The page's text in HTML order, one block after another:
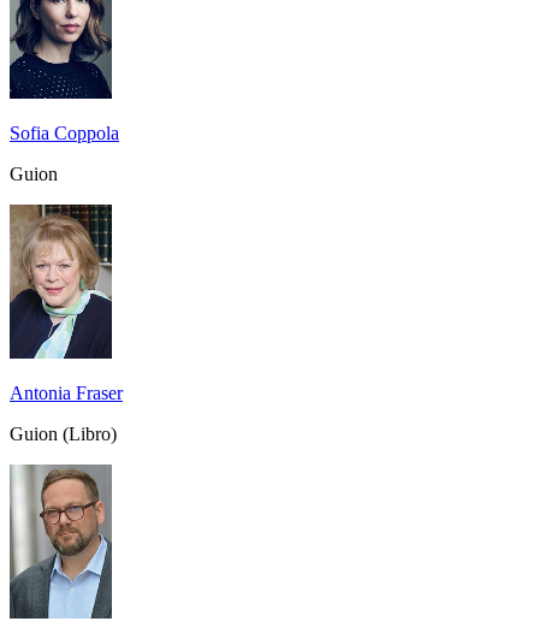
Sofia Coppola
Guion
Antonia Fraser
Guion (Libro)